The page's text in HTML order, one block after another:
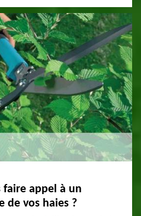
faire appel à un
de vos haies ?